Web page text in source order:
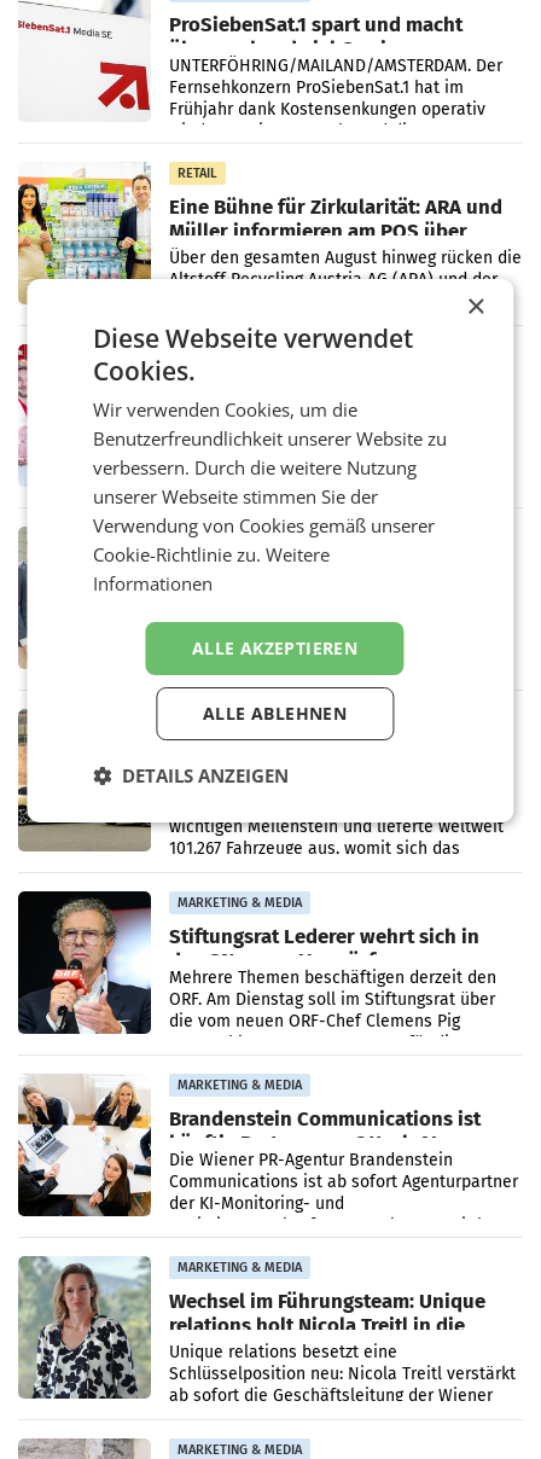
ProSiebenSat.1 spart und macht
überraschend viel Gewinn
UNTERFÖHRING/MAILAND/AMSTERDAM. Der
Fernsehkonzern ProSiebenSat.1 hat im
Frühjahr dank Kostensenkungen operativ
wieder Gewinn gemacht und die
RETAIL
Eine Bühne für Zirkularität: ARA und
Müller informieren am POS über
Kreislauffähigkeit
Über den gesamten August hinweg rücken die
Altstoff Recycling Austria AG (ARA) und der
„Kreislauf-Helden“ in allen österreichischen
Müller-Filialen
Penny modernisiert zwei Filialen in
Ober- und Niederösterreich
WIENER NEUDORF. – Im Rahmen einer
laufenden Modernisierungsoffensive
erneuert Penny zwei Filialen in Nieder- und
Oberösterreich. Die beiden Standorte liegen
in Haag sowie im rund
RETAIL
Albrecht setzt ab 1.1.2027 auf Adeg
Zusammenarbeit zwischen Adeg und dem
Vorarlberger Kaufmann Jürgen Albrecht ist
kartellrechtlich freigegeben: Die
Bundeswettbewerbsbehörde und der
Bundeskartellanwalt
MOBILITY BUSINESS
verdoppelt Auslieferungen und
wichtigen Meilenstein und lieferte weltweit
101.267 Fahrzeuge aus, womit sich das
Ergebnis gegenüber Juli 2025 mehr als
verdoppelte (+102
MARKETING & MEDIA
Stiftungsrat Lederer wehrt sich in
den SN gegen Vorwürfe
Mehrere Themen beschäftigen derzeit den
ORF. Am Dienstag soll im Stiftungsrat über
die vom neuen ORF-Chef Clemens Pig
vorgeschlagenen Besetzungen für die
MARKETING & MEDIA
Brandenstein Communications ist
künftig Partner von OtterlyAI
Die Wiener PR-Agentur Brandenstein
Communications ist ab sofort Agenturpartner
der KI-Monitoring- und
Optimierungsplattform OtterlyAI. Damit baut
MARKETING & MEDIA
Wechsel im Führungsteam: Unique
relations holt Nicola Treitl in die
Geschäftsleitung
Unique relations besetzt eine
Schlüsselposition neu: Nicola Treitl verstärkt
ab sofort die Geschäftsleitung der Wiener
PR-Agentur an der Seite von Josef Kalina und
Anna Kalina-Mahr.
MARKETING & MEDIA
×
Diese Webseite verwendet
Cookies.
Wir verwenden Cookies, um die
Benutzerfreundlichkeit unserer Website zu
verbessern. Durch die weitere Nutzung
unserer Webseite stimmen Sie der
Verwendung von Cookies gemäß unserer
Cookie-Richtlinie zu.Weitere
Informationen
ALLE AKZEPTIEREN
ALLE ABLEHNEN
DETAILS ANZEIGEN